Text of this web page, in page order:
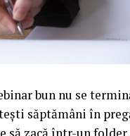
bun nu se
săptămâni în